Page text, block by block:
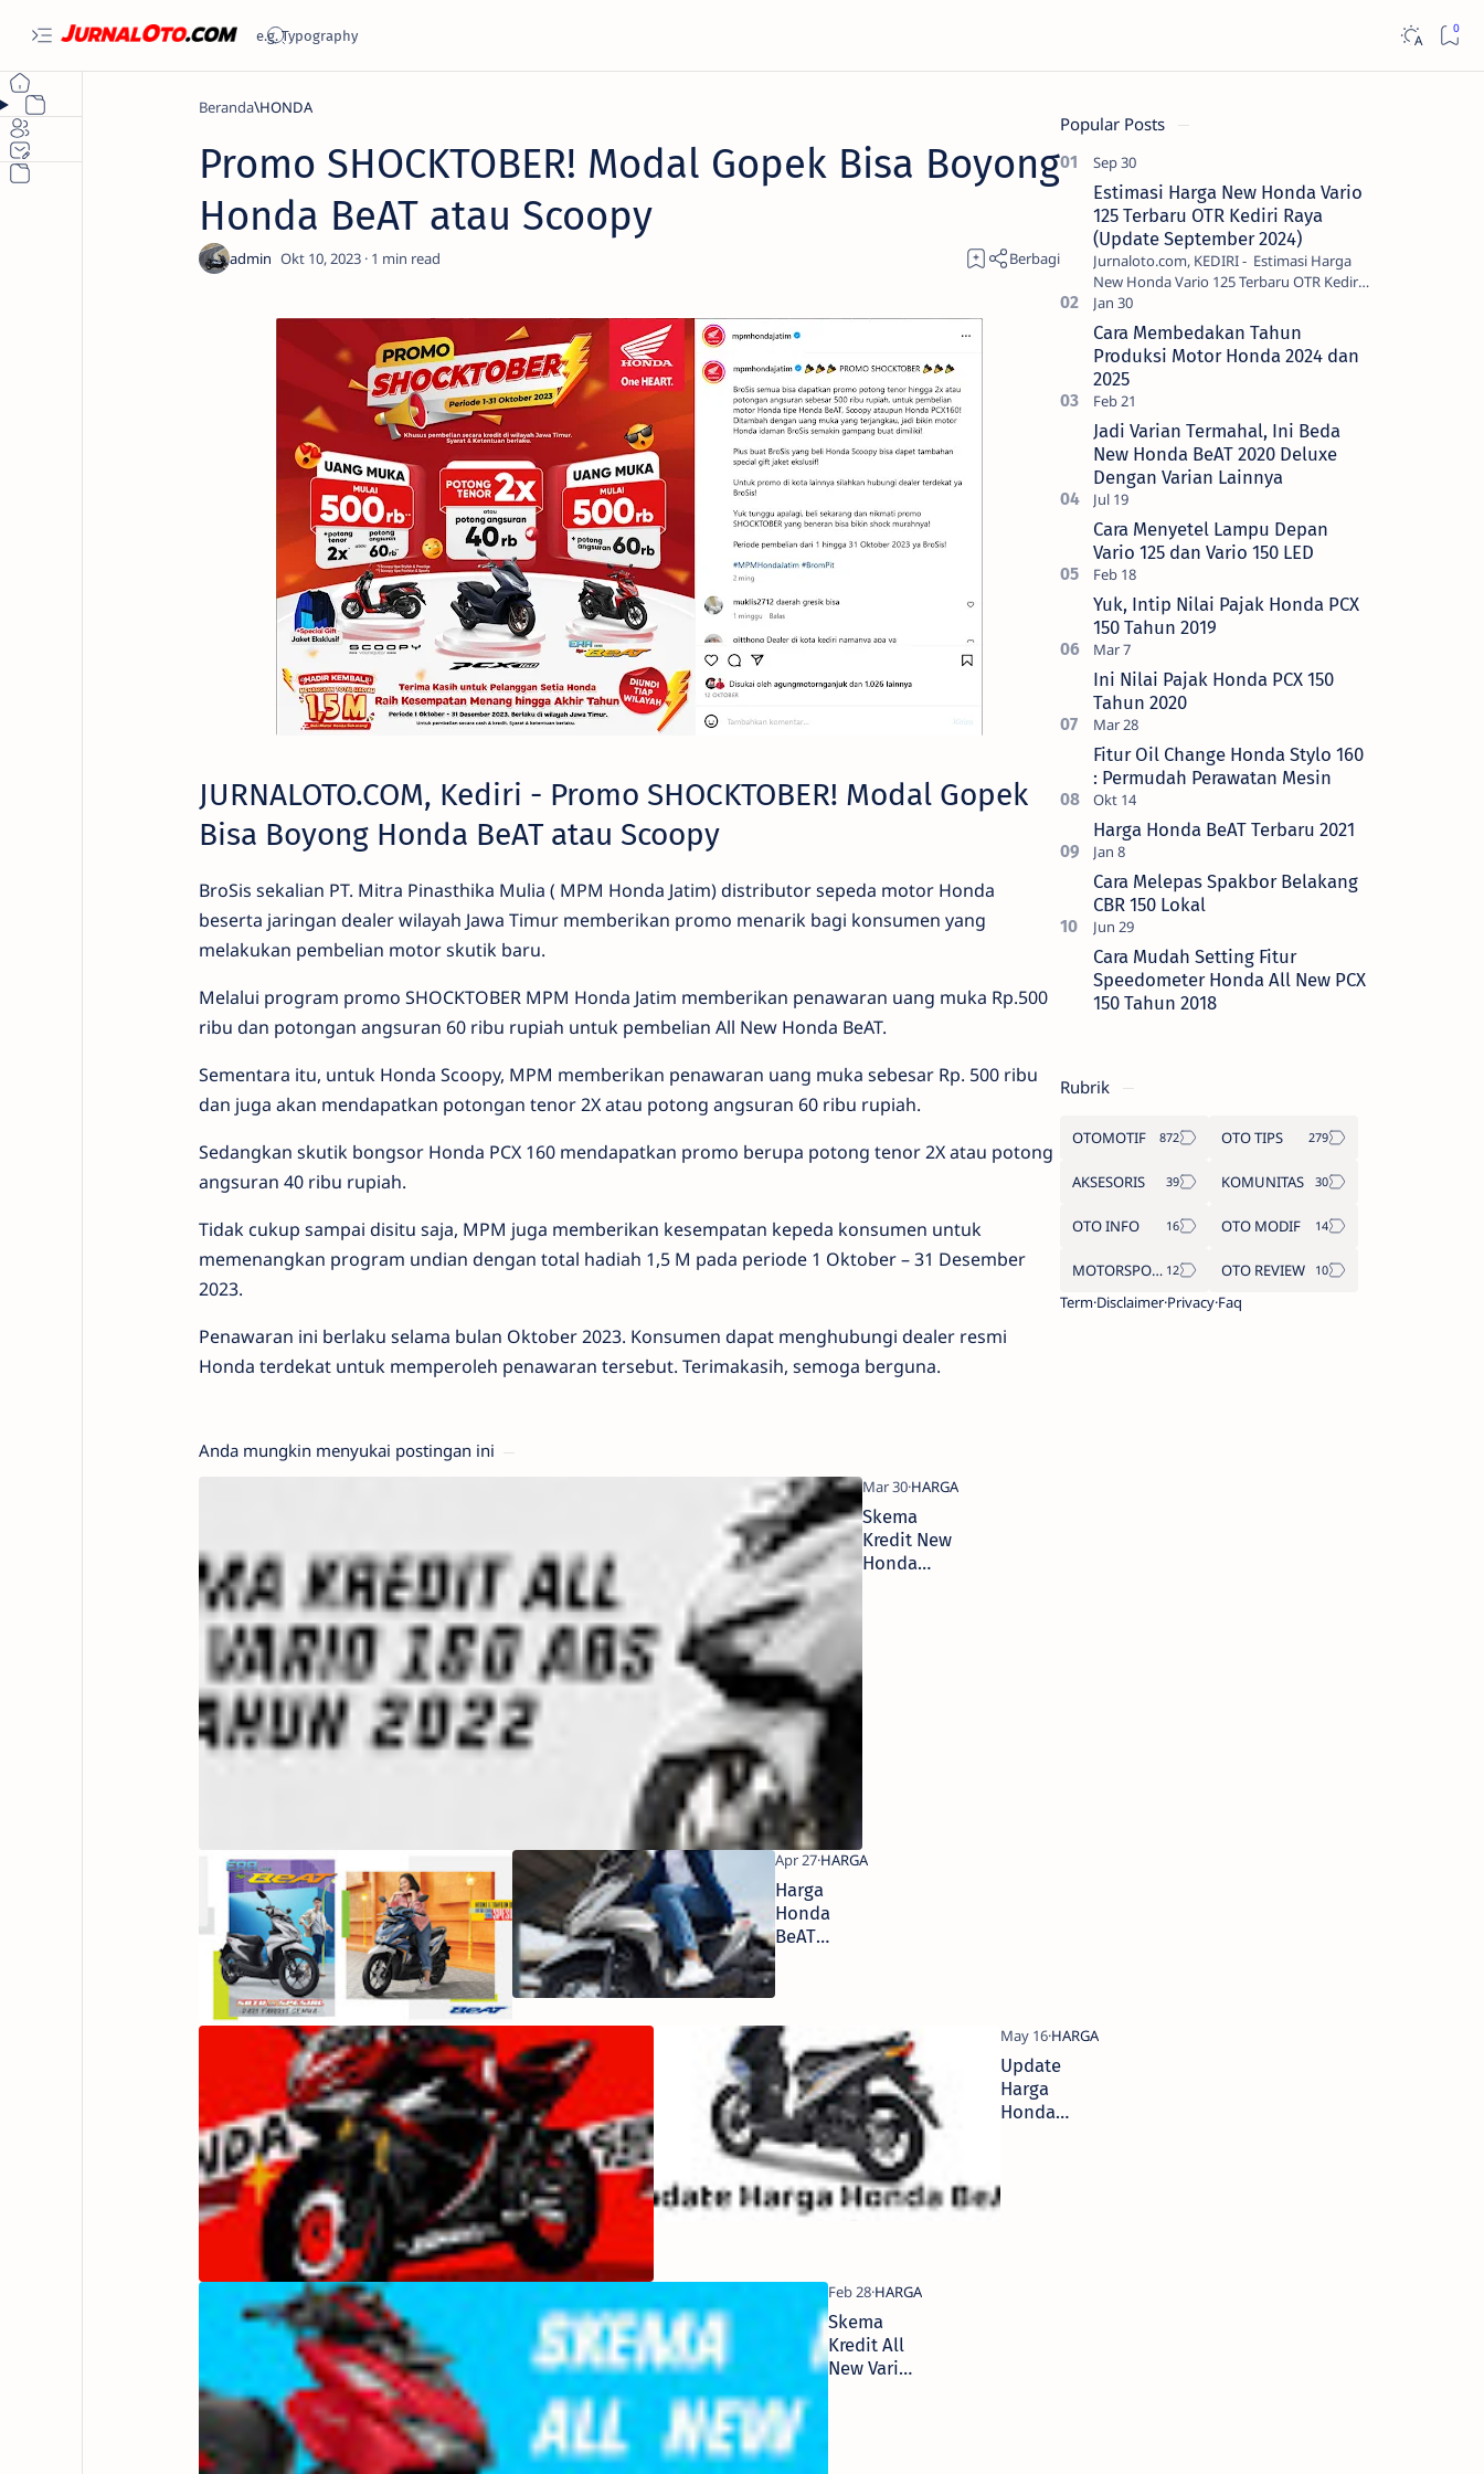
Beranda HONDA
Promo SHOCKTOBER! Modal Gopek Bisa Boyong
Honda BeAT atau Scoopy
1
JURNALOTO.COM, Kediri - Promo SHOCKTOBER! Modal Gopek
Bisa Boyong Honda BeAT atau Scoopy
BroSis sekalian PT. Mitra Pinasthika Mulia ( MPM Honda Jatim) distributor sepeda motor Honda
beserta jaringan dealer wilayah Jawa Timur memberikan promo menarik bagi konsumen yang
melakukan pembelian motor skutik baru.
Melalui program promo SHOCKTOBER MPM Honda Jatim memberikan penawaran uang muka Rp.500
ribu dan potongan angsuran 60 ribu rupiah untuk pembelian All New Honda BeAT.
Sementara itu, untuk Honda Scoopy, MPM memberikan penawaran uang muka sebesar Rp. 500 ribu
dan juga akan mendapatkan potongan tenor 2X atau potong angsuran 60 ribu rupiah.
Sedangkan skutik bongsor Honda PCX 160 mendapatkan promo berupa potong tenor 2X atau potong
angsuran 40 ribu rupiah.
Tidak cukup sampai disitu saja, MPM juga memberikan kesempatan kepeda konsumen untuk
memenangkan program undian dengan total hadiah 1,5 M pada periode 1 Oktober – 31 Desember
2023.
Penawaran ini berlaku selama bulan Oktober 2023. Konsumen dapat menghubungi dealer resmi
Honda terdekat untuk memperoleh penawaran tersebut. Terimakasih, semoga berguna.
Anda mungkin menyukai postingan ini
Skema
Kredit New
Honda
Angsuran
Update
Harga
Honda
BeAT
Kediri 2022
Harga
Honda
BeAT
Terbaru
2022
Harga dan
Warna All
New
CBR150R
Terbaru
2022
Update
Harga
Honda
Skema
Kredit All
New Vario
Popular Posts
Estimasi Harga New Honda Vario
125 Terbaru OTR Kediri Raya
(Update September 2024)
Jurnaloto.com, KEDIRI - Estimasi Harga
New Honda Vario 125 Terbaru OTR Kediri
Raya (Update September 2024) Brosis
sekalian, PT Astra Honda Motor (AH…
Cara Membedakan Tahun
Produksi Motor Honda 2024 dan
2025
Jadi Varian Termahal, Ini Beda
New Honda BeAT 2020 Deluxe
Dengan Varian Lainnya
Cara Menyetel Lampu Depan
Vario 125 dan Vario 150 LED
Yuk, Intip Nilai Pajak Honda PCX
150 Tahun 2019
Ini Nilai Pajak Honda PCX 150
Tahun 2020
Fitur Oil Change Honda Stylo 160
: Permudah Perawatan Mesin
Harga Honda BeAT Terbaru 2021
Cara Melepas Spakbor Belakang
CBR 150 Lokal
Cara Mudah Setting Fitur
Speedometer Honda All New PCX
150 Tahun 2018
Rubrik
OTOMOTIF OTO TIPS
AKSESORIS KOMUNITAS
OTO INFO OTO MODIF
MOTORSPORT
OTO REVIEW
TermDisclaimerPrivacyFaq